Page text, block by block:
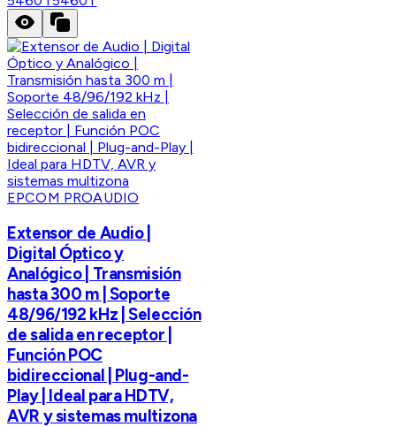
EPCOM PROAUDIO
Extensor de Audio |
Digital Óptico y
Analógico | Transmisión
hasta 300 m | Soporte
48/96/192 kHz | Selección
de salida en receptor |
Función POC
bidireccional | Plug-and-
Play | Ideal para HDTV,
AVR y sistemas multizona